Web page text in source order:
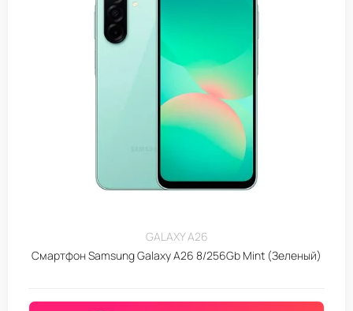
GALAXY A26
Смартфон Samsung Galaxy A26 8/256Gb Mint (Зеленый)